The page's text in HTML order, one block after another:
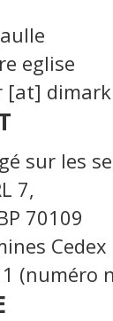
eglise
[at]
sur les
7,
70109
Cedex
(numéro